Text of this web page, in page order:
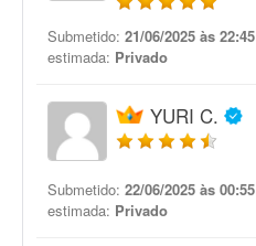
Submetido: 21/06/2025 às 22:45
estimada: Privado
YURI C.
Submetido: 22/06/2025 às 00:55
estimada: Privado